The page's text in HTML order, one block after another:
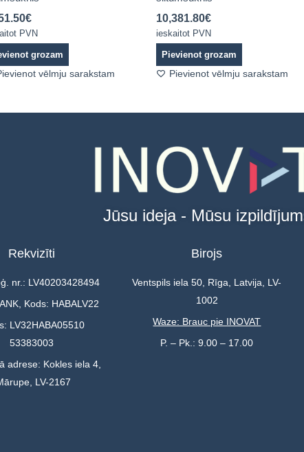
€
PVN
grozam
vēlmju sarakstam
10,381.80€
ieskaitot PVN
Pievienot grozam
Pievienot vēlmju sarakstam
Jūsu ideja - Mūsu
Rekvizīti
nr.: LV40203428494
Kods: HABALV22
LV32HABA05510
53383003
adrese: Kokles iela 4,
LV-2167
Birojs
Ventspils iela 50, Rīga, Latvija, LV-
1002
Waze: Brauc pie INOVAT
P. – Pk.: 9.00 – 17.00